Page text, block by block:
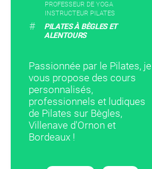
PROFESSEUR DE YOGA
INSTRUCTEUR PILATES
#
PILATES À BÈGLES ET
ALENTOURS
Passionnée par le Pilates, je
vous propose des cours
personnalisés,
professionnels et ludiques
de Pilates sur Bègles,
Villenave d'Ornon et
Bordeaux !